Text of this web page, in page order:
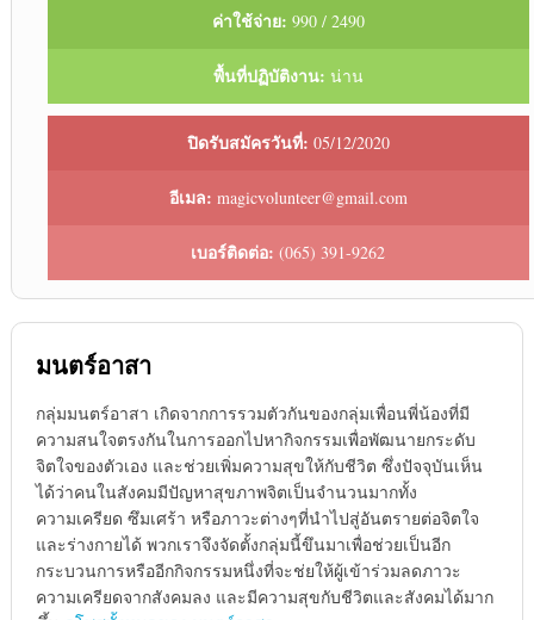
ค่าใช้จ่าย: 990 / 2490
พื้นที่ปฏิบัติงาน: น่าน
ปิดรับสมัครวันที่: 05/12/2020
อีเมล: magicvolunteer@gmail.com
เบอร์ติดต่อ: (065) 391-9262
มนตร์อาสา
กลุ่มมนตร์อาสา เกิดจากการรวมตัวกันของกลุ่มเพื่อนพี่น้องที่มี
ความสนใจตรงกันในการออกไปหากิจกรรมเพื่อพัฒนายกระดับ
จิตใจของตัวเอง และช่วยเพิ่มความสุขให้กับชีวิต ซึ่งปัจจุบันเห็น
ได้ว่าคนในสังคมมีปัญหาสุขภาพจิตเป็นจำนวนมากทั้ง
ความเครียด ซึมเศร้า หรือภาวะต่างๆที่นำไปสู่อันตรายต่อจิตใจ
และร่างกายได้ พวกเราจึงจัดตั้งกลุ่มนี้ขึนมาเพื่อช่วยเป็นอีก
กระบวนการหรืออีกกิจกรรมหนึ่งที่จะช่ยให้ผู้เข้าร่วมลดภาวะ
ความเครียดจากสังคมลง และมีความสุขกับชีวิตและสังคมได้มาก